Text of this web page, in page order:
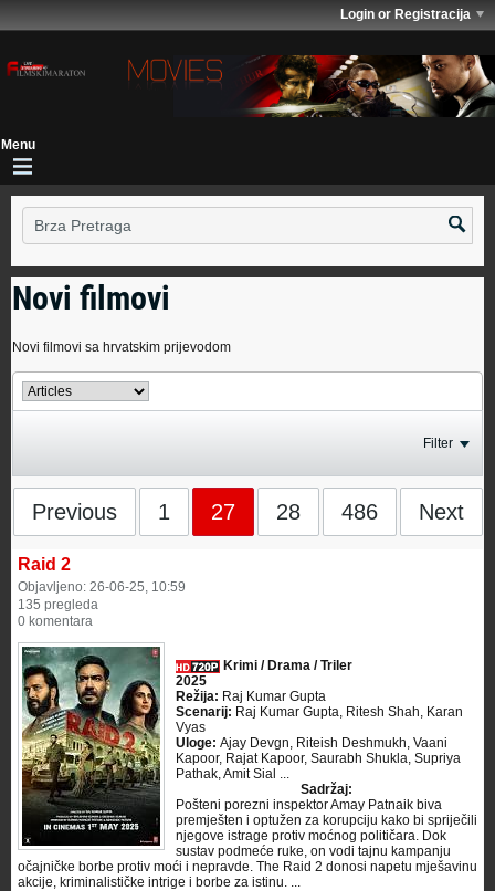
Login or Registracija
Novi filmovi
Novi filmovi sa hrvatskim prijevodom
Filter
Previous 1 27 28 486 Next
Raid 2
Objavljeno: 26-06-25, 10:59
135 pregleda
0 komentara
Krimi / Drama / Triler
2025
Režija: Raj Kumar Gupta
Scenarij: Raj Kumar Gupta, Ritesh Shah, Karan
Vyas
Uloge: Ajay Devgn, Riteish Deshmukh, Vaani
Kapoor, Rajat Kapoor, Saurabh Shukla, Supriya
Pathak, Amit Sial ...
Sadržaj:
Pošteni porezni inspektor Amay Patnaik biva
premješten i optužen za korupciju kako bi spriječili
njegove istrage protiv moćnog političara. Dok
sustav podmeće ruke, on vodi tajnu kampanju
očajničke borbe protiv moći i nepravde. The Raid 2 donosi napetu mješavinu
akcije, kriminalističke intrigе i borbe za istinu. ...